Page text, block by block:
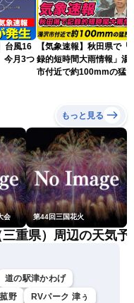
台風16
今月3つ
【気象速報】秋田県で「
録的短時間大雨情報」湯
市付近で約100mmの猛烈
もっと見る
会 第44回三国花火
重県）周辺の天気予
道の駅津かわげ
野
RVパーク 津ぅ